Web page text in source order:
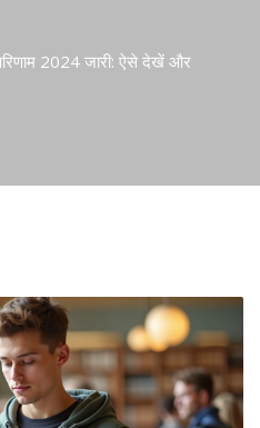
2024 जारी: ऐसे देखें और